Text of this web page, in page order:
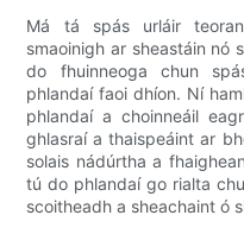
Má tá spás urláir
smaoinigh ar sheastáin nó
do fhuinneoga chun
phlandaí faoi dhíon. Ní
phlandaí a choinneáil
ghlasraí a thaispeáint ar
solais nádúrtha a
tú do phlandaí go rialta
scoitheadh ​​a sheachaint ó